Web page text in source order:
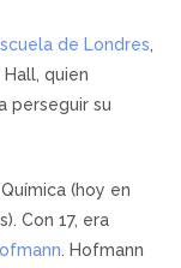
de Londres,
quien
perseguir su
(hoy en
Con 17, era
. Hofmann